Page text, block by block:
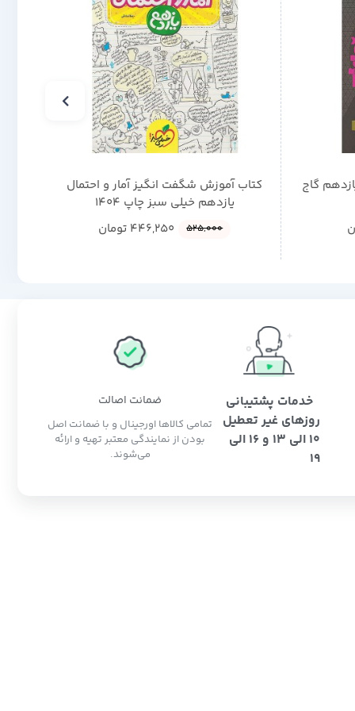
گاج
کتاب آموزش شگفت انگیز آمار و احتمال
یازدهم خیلی سبز چاپ 1404
525,000
446,250 تومان
خدمات پشتیبانی
روزهای غیر تعطیل
10 الی 13 و 16 الی
19
ضمانت اصالت
تمامی کالاها اورجینال و با ضمانت اصل
بودن از نمایندگی معتبر تهیه و ارائه
می‌شوند.